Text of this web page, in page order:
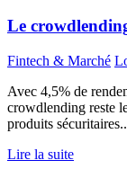
Le
Fintech & Marché
Avec 4,5% de
crowdlending reste
produits
Lire la suite